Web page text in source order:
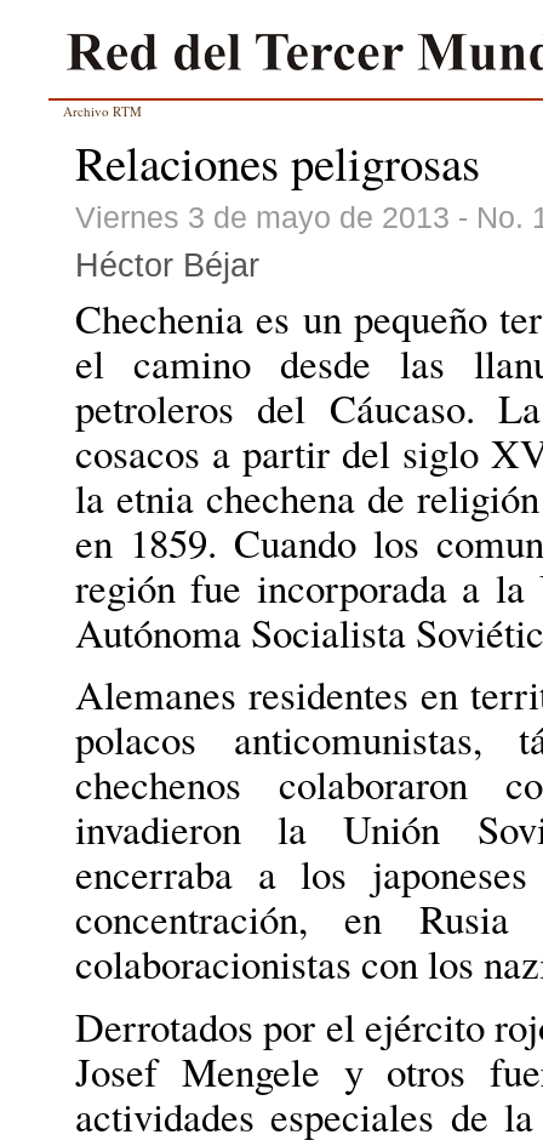
Archivo RTM
Relaciones peligrosas
Viernes 3 de mayo de 2013 - No.
Héctor Béjar
Chechenia es un pequeño
el camino desde las
petroleros del Cáucaso.
cosacos a partir del siglo
la etnia chechena de
en 1859. Cuando los
región fue incorporada a
Autónoma Socialista
Alemanes residentes en
polacos
chechenos colaboraron
invadieron la Unión
encerraba a los
concentración, en Rusia
colaboracionistas con los
Derrotados por el ejército
Josef Mengele y otros
actividades especiales de